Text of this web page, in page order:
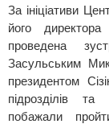
За ініціативи
його
проведена
Засульським
президентом
підрозділів
побажали